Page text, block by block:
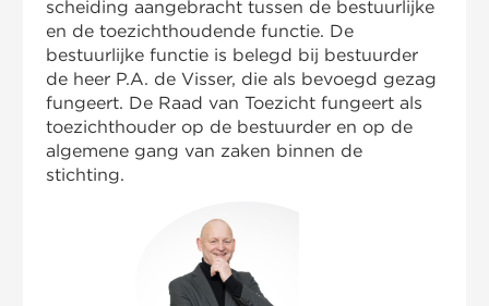
scheiding aangebracht tussen de bestuurlijke
en de toezichthoudende functie. De
bestuurlijke functie is belegd bij bestuurder
de heer P.A. de Visser, die als bevoegd gezag
fungeert. De Raad van Toezicht fungeert als
toezichthouder op de bestuurder en op de
algemene gang van zaken binnen de
stichting.